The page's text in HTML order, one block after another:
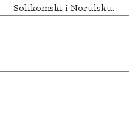
Solikomski i Norulsku.